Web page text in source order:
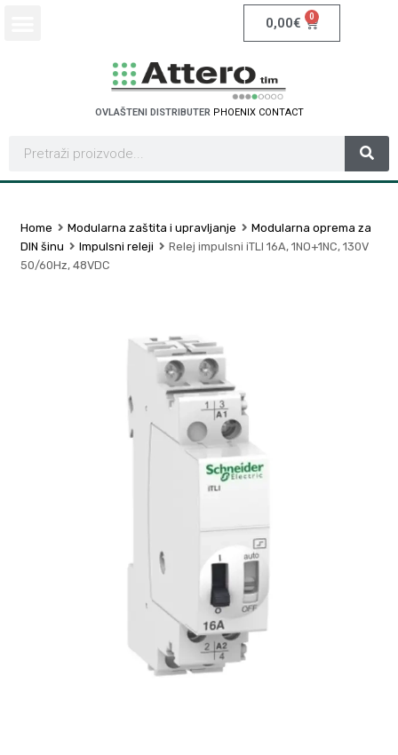
0,00€ 0
OVLAŠTENI DISTRIBUTER PHOENIX CONTACT
Home Modularna zaštita i upravljanje
Modularna oprema za
DIN šinu
Impulsni releji
Relej impulsni iTLI 16A, 1NO+1NC, 130V
50/60Hz, 48VDC